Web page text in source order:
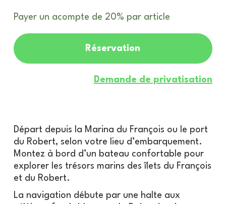
Payer un acompte de 20% par article
Réservation
Demande de privatisation
Départ depuis la Marina du François ou le port
du Robert, selon votre lieu d’embarquement.
Montez à bord d’un bateau confortable pour
explorer les trésors marins des îlets du François
et du Robert.
La navigation débute par une halte aux